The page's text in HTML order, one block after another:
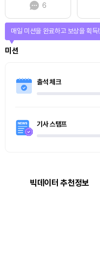
6
미션
매일 미션을 완료하고 보상을 획득!
출석 체크
기사 스탬프
빅데이터 추천정보